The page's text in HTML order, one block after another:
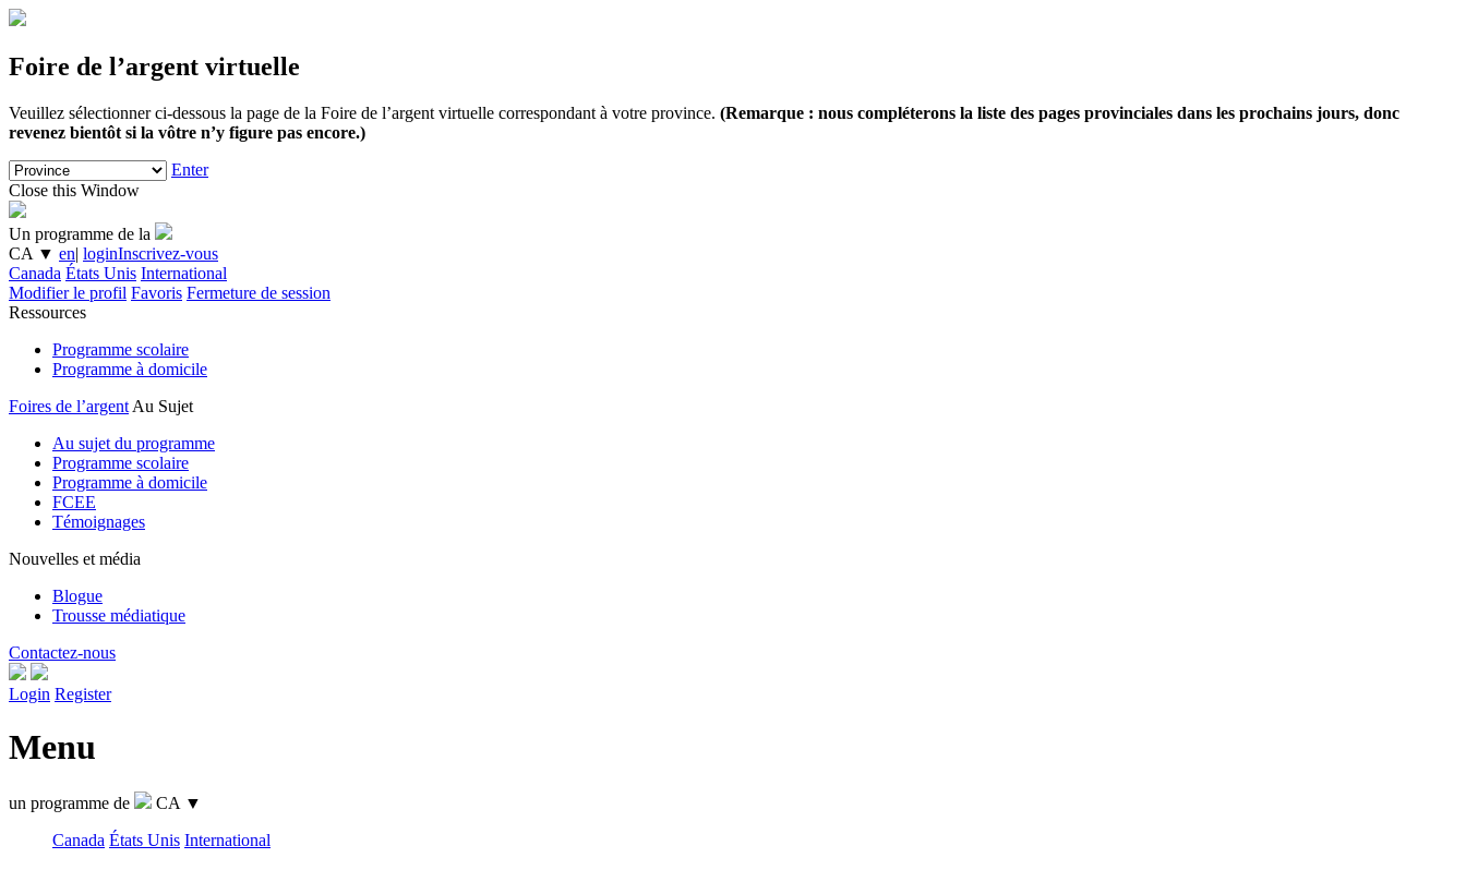
Foire de l’argent virtuelle
Veuillez sélectionner ci-dessous la page de la Foire de l’argent virtuelle correspondant à votre province. (Remarque : nous compléterons la liste des pages provinciales dans les prochains jours, donc
revenez bientôt si la vôtre n’y figure pas encore.)
Enter
Close this Window
Un programme de la
CA ▼ en| loginInscrivez-vous
Canada États Unis International
Modifier le profil Favoris Fermeture de session
Ressources
Programme scolaire
Programme à domicile
Foires de l’argent Au Sujet
Au sujet du programme
Programme scolaire
Programme à domicile
FCEE
Témoignages
Nouvelles et média
Blogue
Trousse médiatique
Contactez-nous
Login Register
Menu
un programme de CA ▼
Canada États Unis International